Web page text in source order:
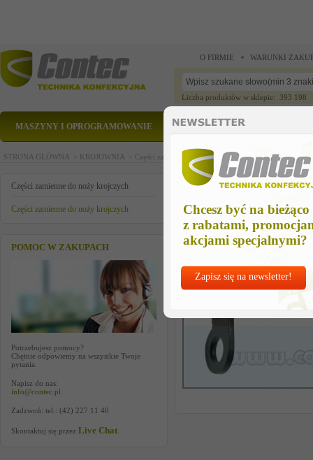
Chcesz być na bieżąco
z rabatami,
akcjami specjalnymi?
Zapisz się na newsletter!
O FIRMIE WARUNKI
Liczba produktów w sklepie: 393 198
MASZYNY I OPROGRAMOWANIE CZĘŚCI ZAMIENNE
STRONA GŁÓWNA > KROJOWNIA > Części zamienne do noży krojczych >Części
Części zamienne do noży krojczych
Części zamienne do noży krojczych
POMOC W ZAKUPACH
Potrzebujesz pomocy?
Chętnie odpowiemy na wszystkie Twoje
pytania.
Napisz do nas:
info@contec.pl
Zadzwoń: tel.: (42) 227 11 40
Skontaktuj się przez Live Chat
PROWADNIK PASKA OSTRZ.